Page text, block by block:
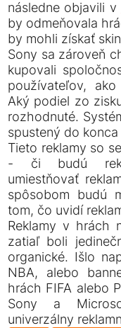
následne objavili v
by odmeňovala
by mohli získať
Sony sa zároveň
kupovali
používateľov,
Aký podiel zo
rozhodnuté.
spustený do
Tieto reklamy so
- či budú
umiestňovať
spôsobom budú
tom, čo uvidí
Reklamy v hrách
zatiaľ boli
organické. Išlo
NBA, alebo
hrách FIFA alebo
Sony a
univerzálny